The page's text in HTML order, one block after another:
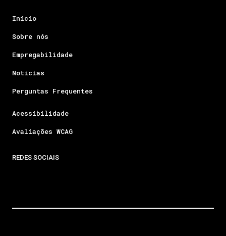
Início
Sobre nós
Empregabilidade
Notícias
Perguntas Frequentes
Acessibilidade
Avaliações WCAG
REDES SOCIAIS